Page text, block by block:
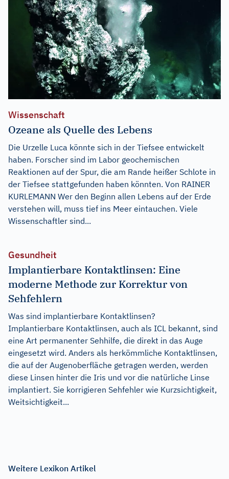
Wissenschaft
Ozeane als Quelle des Lebens
Die Urzelle Luca könnte sich in der Tiefsee entwickelt
haben. Forscher sind im Labor geochemischen
Reaktionen auf der Spur, die am Rande heißer Schlote in
der Tiefsee stattgefunden haben könnten. Von RAINER
KURLEMANN Wer den Beginn allen Lebens auf der Erde
verstehen will, muss tief ins Meer eintauchen. Viele
Wissenschaftler sind...
Gesundheit
Implantierbare Kontaktlinsen: Eine
moderne Methode zur Korrektur von
Sehfehlern
Was sind implantierbare Kontaktlinsen?
Implantierbare Kontaktlinsen, auch als ICL bekannt, sind
eine Art permanenter Sehhilfe, die direkt in das Auge
eingesetzt wird. Anders als herkömmliche Kontaktlinsen,
die auf der Augenoberfläche getragen werden, werden
diese Linsen hinter die Iris und vor die natürliche Linse
implantiert. Sie korrigieren Sehfehler wie Kurzsichtigkeit,
Weitsichtigkeit...
Weitere Lexikon Artikel